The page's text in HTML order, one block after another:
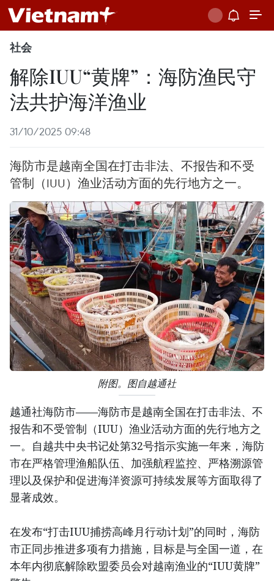
社会
解除IUU“黄牌”：海防渔民守
法共护海洋渔业
31/10/2025 09:48
海防市是越南全国在打击非法、不报告和不受
管制（IUU）渔业活动方面的先行地方之一。
附图。图自越通社
越通社海防市——海防市是越南全国在打击非法、不
报告和不受管制（IUU）渔业活动方面的先行地方之
一。自越共中央书记处第32号指示实施一年来，海防
市在严格管理渔船队伍、加强航程监控、严格溯源管
理以及保护和促进海洋资源可持续发展等方面取得了
显著成效。
在发布“打击IUU捕捞高峰月行动计划”的同时，海防
市正同步推进多项有力措施，目标是与全国一道，在
本年内彻底解除欧盟委员会对越南渔业的“IUU黄牌”